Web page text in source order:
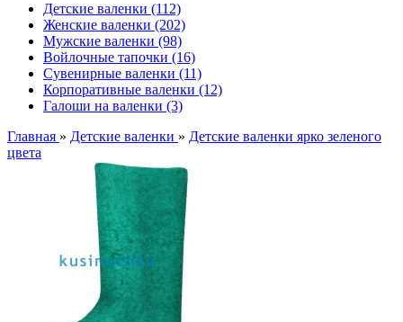
Детские валенки (112)
Женские валенки (202)
Мужские валенки (98)
Войлочные тапочки (16)
Сувенирные валенки (11)
Корпоративные валенки (12)
Галоши на валенки (3)
Главная » Детские валенки » Детские валенки ярко зеленого
цвета